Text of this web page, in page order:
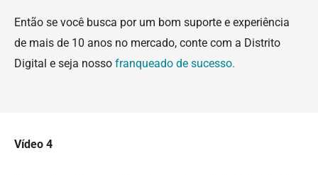
Então se você busca por um bom suporte e experiência
de mais de 10 anos no mercado, conte com a Distrito
Digital e seja nosso franqueado de sucesso.
Vídeo 4